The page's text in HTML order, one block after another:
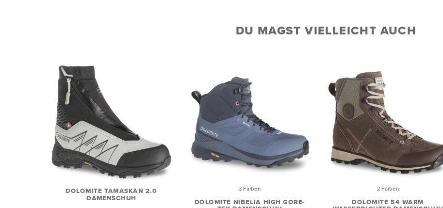
DU MAGST VIELLEICHT AUCH
DOLOMITE TAMASKAN 2.0
DAMENSCHUH
3 Farben
DOLOMITE NIBELIA HIGH GORE-
2 Farben
DOLOMITE 54 WARM